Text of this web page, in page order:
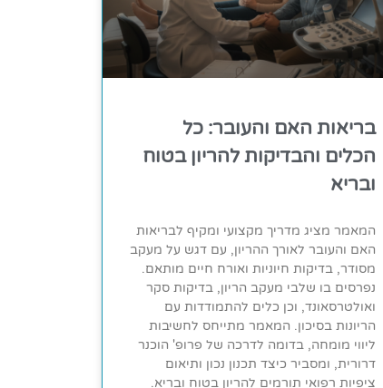
בריאות האם והעובר: כל
הכלים והבדיקות להריון בטוח
ובריא
המאמר מציג מדריך מקצועי ומקיף לבריאות
האם והעובר לאורך ההריון, עם דגש על מעקב
מסודר, בדיקות חיוניות ואורח חיים מותאם.
נפרסים בו שלבי מעקב הריון, בדיקות סקר
ואולטרסאונד, וכן כלים להתמודדות עם
הריונות בסיכון. המאמר מתייחס לחשיבות
ליווי מומחה, בדומה לדרכה של פרופ' הוכנר
דרורית, ומסביר כיצד תכנון נכון ותיאום
ציפיות רפואי תורמים להריון בטוח ובריא.